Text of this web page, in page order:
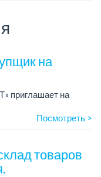
на
приглашает на
Посмотреть >
товаров